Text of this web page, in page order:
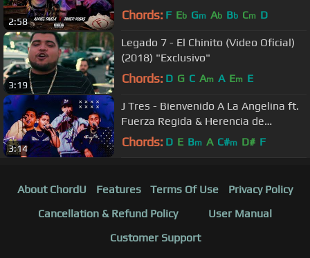
2:58 Chords: F Eb Gm Ab Bb Cm D
3:19
Legado 7 - El Chinito (Video Oficial)
(2018) "Exclusivo"
Chords: D G C Am A Em E
3:14
J Tres - Bienvenido A La Angelina ft.
Fuerza Regida & Herencia de
Patrones (En Vivo)
Chords: D E Bm A C#m D# F
About ChordU Features Terms Of Use
Privacy Policy
Cancellation & Refund Policy
User Manual
Customer Support